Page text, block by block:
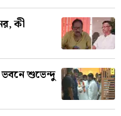
কী
ভবনে শুভেন্দু